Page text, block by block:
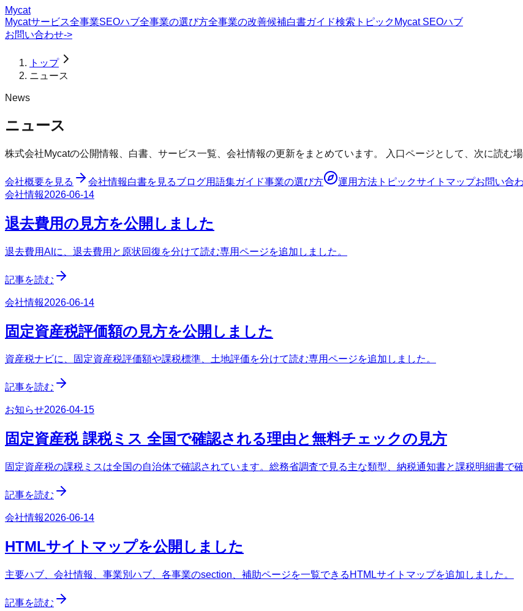
Mycat
Mycatサービス全事業SEOハブ全事業の選び方全事業の改善候補白書ガイド検索トピック Mycat SEOハブ
お問い合わせ->
トップ
ニュース
News
ニュース
株式会社Mycatの公開情報、白書、サービス一覧、会社情報の更新をまとめています。 入口ページとして、次に読む場
会社概要を見る 会社情報白書を見るブログ用語集ガイド事業の選び方 運用方法 トピックサイトマップお問い合
会社情報2026-06-14
退去費用の見方を公開しました
退去費用AIに、退去費用と原状回復を分けて読む専用ページを追加しました。
記事を読む
会社情報2026-06-14
固定資産税評価額の見方を公開しました
資産税ナビに、固定資産税評価額や課税標準、土地評価を分けて読む専用ページを追加しました。
記事を読む
お知らせ2026-04-15
固定資産税 課税ミス 全国で確認される理由と無料チェックの見方
固定資産税の課税ミスは全国の自治体で確認されています。総務省調査で見る主な類型、納税通知書と課税明細書で
記事を読む
会社情報2026-06-14
HTMLサイトマップを公開しました
主要ハブ、会社情報、事業別ハブ、各事業のsection、補助ページを一覧できるHTMLサイトマップを追加しました。
記事を読む